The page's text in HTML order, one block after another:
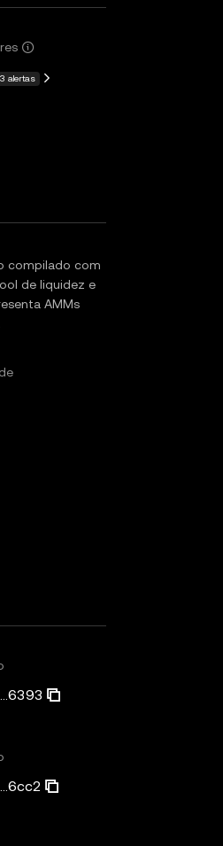
3 alertas
compilado com
de liquidez e
AMMs
Fenbushi Capital, Kain